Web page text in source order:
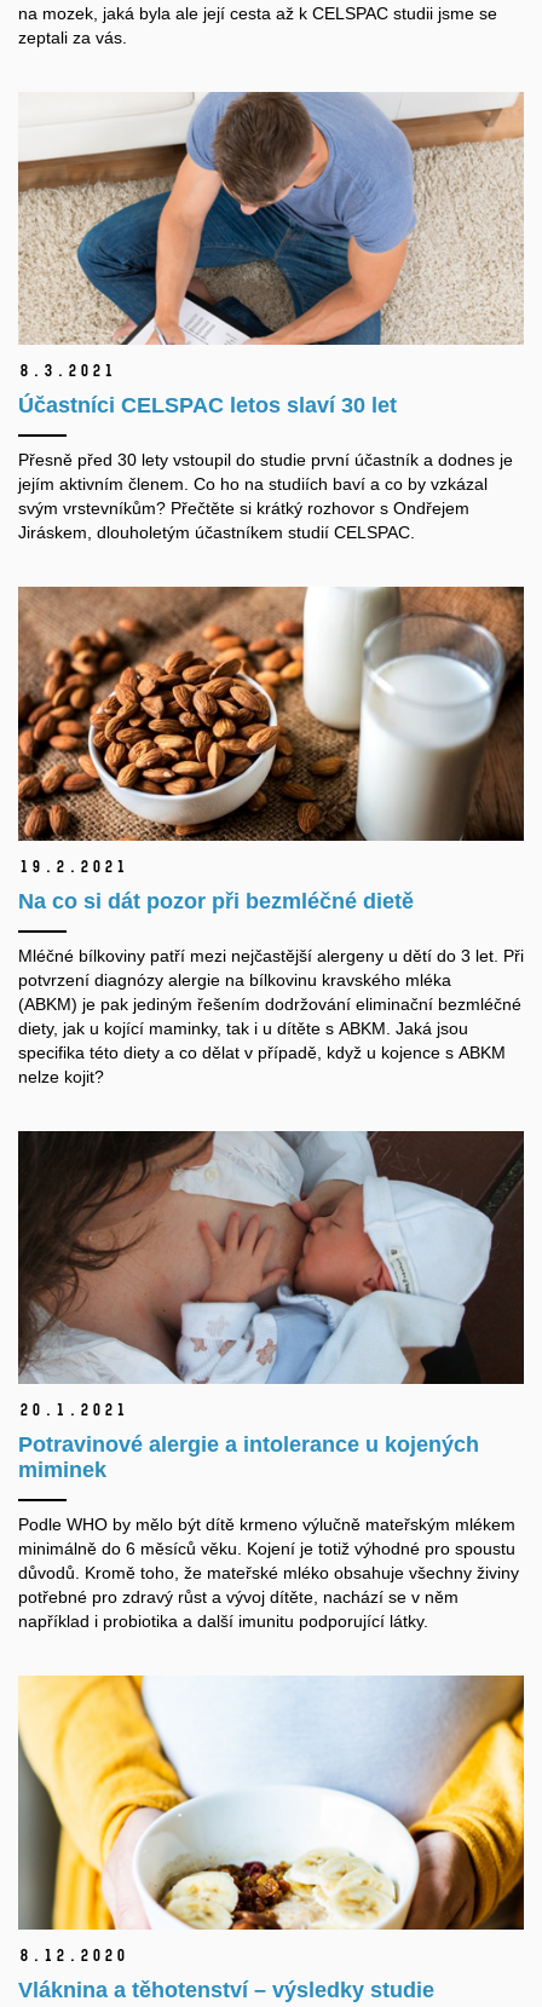
na mozek, jaká byla ale její cesta až k CELSPAC studii jsme se
zeptali za vás.
8. 3. 2021
Účastníci CELSPAC letos slaví 30 let
Přesně před 30 lety vstoupil do studie první účastník a dodnes je
jejím aktivním členem. Co ho na studiích baví a co by vzkázal
svým vrstevníkům? Přečtěte si krátký rozhovor s Ondřejem
Jiráskem, dlouholetým účastníkem studií CELSPAC.
19. 2. 2021
Na co si dát pozor při bezmléčné dietě
Mléčné bílkoviny patří mezi nejčastější alergeny u dětí do 3 let. Při
potvrzení diagnózy alergie na bílkovinu kravského mléka
(ABKM) je pak jediným řešením dodržování eliminační bezmléčné
diety, jak u kojící maminky, tak i u dítěte s ABKM. Jaká jsou
specifika této diety a co dělat v případě, když u kojence s ABKM
nelze kojit?
20. 1. 2021
Potravinové alergie a intolerance u kojených
miminek
Podle WHO by mělo být dítě krmeno výlučně mateřským mlékem
minimálně do 6 měsíců věku. Kojení je totiž výhodné pro spoustu
důvodů. Kromě toho, že mateřské mléko obsahuje všechny živiny
potřebné pro zdravý růst a vývoj dítěte, nachází se v něm
například i probiotika a další imunitu podporující látky.
8. 12. 2020
Vláknina a těhotenství – výsledky studie